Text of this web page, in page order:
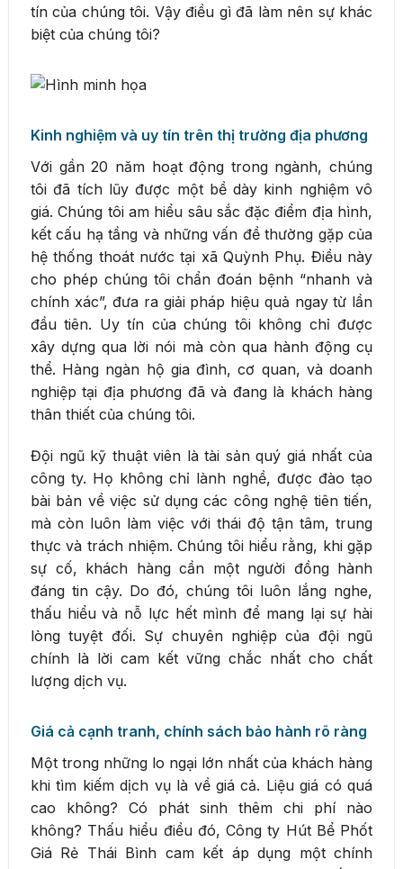
tín của chúng tôi. Vậy điều gì đã làm nên sự khác
biệt của chúng tôi?
Kinh nghiệm và uy tín trên thị trường địa phương
Với gần 20 năm hoạt động trong ngành, chúng
tôi đã tích lũy được một bề dày kinh nghiệm vô
giá. Chúng tôi am hiểu sâu sắc đặc điểm địa hình,
kết cấu hạ tầng và những vấn đề thường gặp của
hệ thống thoát nước tại xã Quỳnh Phụ. Điều này
cho phép chúng tôi chẩn đoán bệnh “nhanh và
chính xác”, đưa ra giải pháp hiệu quả ngay từ lần
đầu tiên. Uy tín của chúng tôi không chỉ được
xây dựng qua lời nói mà còn qua hành động cụ
thể. Hàng ngàn hộ gia đình, cơ quan, và doanh
nghiệp tại địa phương đã và đang là khách hàng
thân thiết của chúng tôi.
Đội ngũ kỹ thuật viên là tài sản quý giá nhất của
công ty. Họ không chỉ lành nghề, được đào tạo
bài bản về việc sử dụng các công nghệ tiên tiến,
mà còn luôn làm việc với thái độ tận tâm, trung
thực và trách nhiệm. Chúng tôi hiểu rằng, khi gặp
sự cố, khách hàng cần một người đồng hành
đáng tin cậy. Do đó, chúng tôi luôn lắng nghe,
thấu hiểu và nỗ lực hết mình để mang lại sự hài
lòng tuyệt đối. Sự chuyên nghiệp của đội ngũ
chính là lời cam kết vững chắc nhất cho chất
lượng dịch vụ.
Giá cả cạnh tranh, chính sách bảo hành rõ ràng
Một trong những lo ngại lớn nhất của khách hàng
khi tìm kiếm dịch vụ là về giá cả. Liệu giá có quá
cao không? Có phát sinh thêm chi phí nào
không? Thấu hiểu điều đó, Công ty Hút Bể Phốt
Giá Rẻ Thái Bình cam kết áp dụng một chính